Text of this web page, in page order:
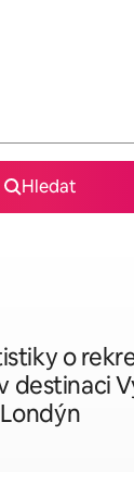
Hledat
o
destinaci
Londýn